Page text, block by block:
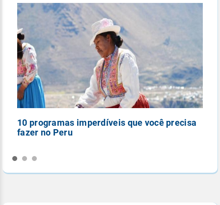
10 programas imperdíveis que você precisa
fazer no Peru